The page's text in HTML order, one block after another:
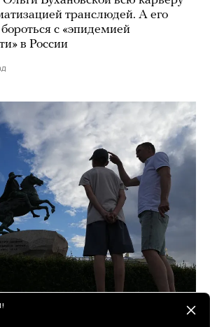
транслюдей. А его
с «эпидемией
в России
Миллионов», «За Питер»,